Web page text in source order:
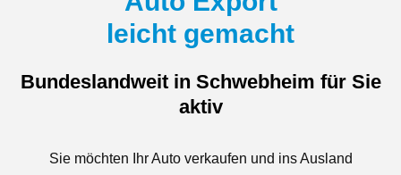
leicht gemacht
Bundeslandweit in Schwebheim für Sie
aktiv
Sie möchten Ihr Auto verkaufen und ins Ausland